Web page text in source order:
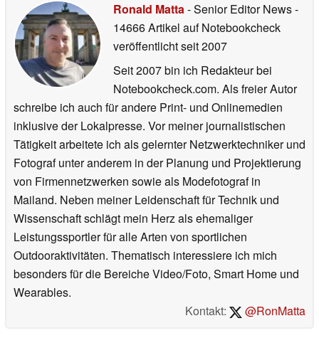
Ronald Matta- Senior Editor News-
14666 Artikel auf Notebookcheck
veröffentlichtseit 2007
Seit 2007 bin ich Redakteur bei
Notebookcheck.com. Als freier Autor
schreibe ich auch für andere Print- und Onlinemedien
inklusive der Lokalpresse. Vor meiner journalistischen
Tätigkeit arbeitete ich als gelernter Netzwerktechniker und
Fotograf unter anderem in der Planung und Projektierung
von Firmennetzwerken sowie als Modefotograf in
Mailand. Neben meiner Leidenschaft für Technik und
Wissenschaft schlägt mein Herz als ehemaliger
Leistungssportler für alle Arten von sportlichen
Outdooraktivitäten. Thematisch interessiere ich mich
besonders für die Bereiche Video/Foto, Smart Home und
Wearables.
Kontakt:
@RonMatta